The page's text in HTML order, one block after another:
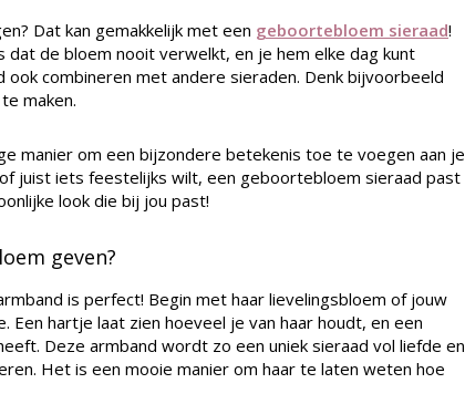
Dat kan gemakkelijk met een geboortebloem sieraad!
de bloem nooit verwelkt, en je hem elke dag kunt
combineren met andere sieraden. Denk bijvoorbeeld
maken.
manier om een bijzondere betekenis toe te voegen aan je
juist iets feestelijks wilt, een geboortebloem sieraad past
look die bij jou past!
geven?
is perfect! Begin met haar lievelingsbloem of jouw
Een hartje laat zien hoeveel je van haar houdt, en een
Deze armband wordt zo een uniek sieraad vol liefde en
Het is een mooie manier om haar te laten weten hoe